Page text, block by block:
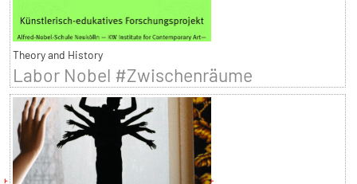
Theory and History
Labor Nobel #Zwischenräume